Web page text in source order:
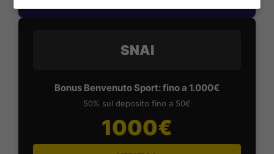
SNAI
Bonus Benvenuto Sport: fino a 1.000€
50% sul deposito fino a 50€
1000€